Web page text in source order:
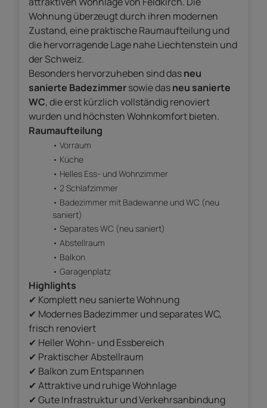
Wohnung überzeugt durch ihren modernen
Zustand, eine praktische Raumaufteilung und
die hervorragende Lage nahe Liechtenstein und
der Schweiz.
Besonders hervorzuheben sind dasneu
sanierte Badezimmersowie dasneu sanierte
WC, die erst kürzlich vollständig renoviert
wurden und höchsten Wohnkomfort bieten.
Raumaufteilung
Vorraum
Küche
Helles Ess- und Wohnzimmer
2 Schlafzimmer
Badezimmer mit Badewanne und WC (neu
saniert)
Separates WC (neu saniert)
Abstellraum
Balkon
Garagenplatz
Highlights
✔ Komplett neu sanierte Wohnung
✔ Modernes Badezimmer und separates WC,
frisch renoviert
✔ Heller Wohn- und Essbereich
✔ Praktischer Abstellraum
✔ Balkon zum Entspannen
✔ Attraktive und ruhige Wohnlage
✔ Gute Infrastruktur und Verkehrsanbindung